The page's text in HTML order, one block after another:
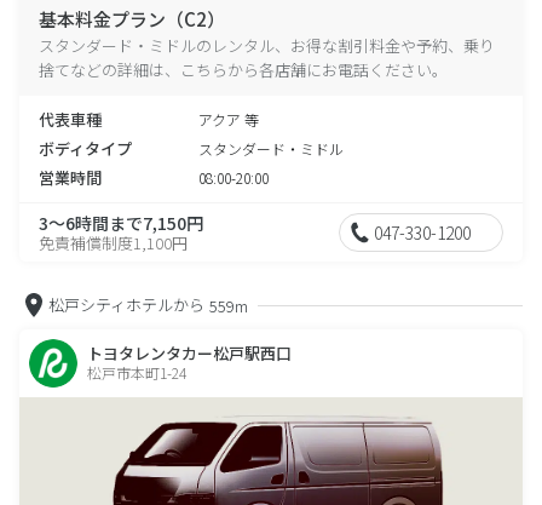
基本料金プラン（C2）
スタンダード・ミドルのレンタル、お得な割引料金や予約、乗り
捨てなどの詳細は、こちらから各店舗にお電話ください。
代表車種 アクア 等
ボディタイプ スタンダード・ミドル
営業時間 08:00-20:00
3～6時間まで7,150円
免責補償制度1,100円 047-330-1200
松戸シティホテルから 559m
トヨタレンタカー松戸駅西口
松戸市本町1-24